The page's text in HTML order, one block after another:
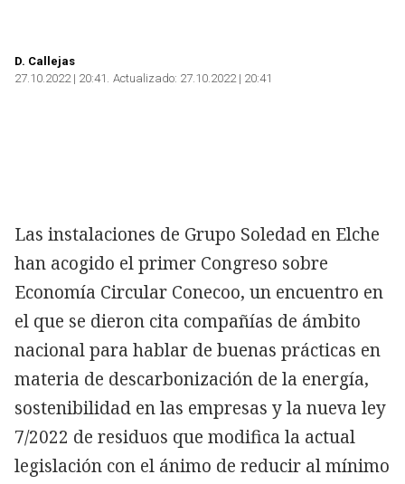
D. Callejas
27.10.2022 | 20:41 Actualizado: 27.10.2022 | 20:41
Las instalaciones de Grupo Soledad en Elche
han acogido el primer Congreso sobre
Economía Circular Conecoo, un encuentro en
el que se dieron cita compañías de ámbito
nacional para hablar de buenas prácticas en
materia de descarbonización de la energía,
sostenibilidad en las empresas y la nueva ley
7/2022 de residuos que modifica la actual
legislación con el ánimo de reducir al mínimo